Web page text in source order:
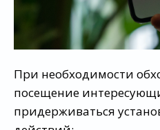
При необходимости
посещение
придерживаться